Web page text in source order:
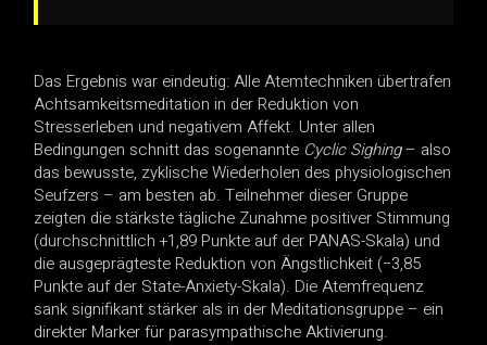
Das Ergebnis war eindeutig: Alle Atemtechniken übertrafen
Achtsamkeitsmeditation in der Reduktion von
Stresserleben und negativem Affekt. Unter allen
Bedingungen schnitt das sogenannte Cyclic Sighing– also
das bewusste, zyklische Wiederholen des physiologischen
Seufzers – am besten ab. Teilnehmer dieser Gruppe
zeigten die stärkste tägliche Zunahme positiver Stimmung
(durchschnittlich +1,89 Punkte auf der PANAS-Skala) und
die ausgeprägteste Reduktion von Ängstlichkeit (−3,85
Punkte auf der State-Anxiety-Skala). Die Atemfrequenz
sank signifikant stärker als in der Meditationsgruppe – ein
direkter Marker für parasympathische Aktivierung.